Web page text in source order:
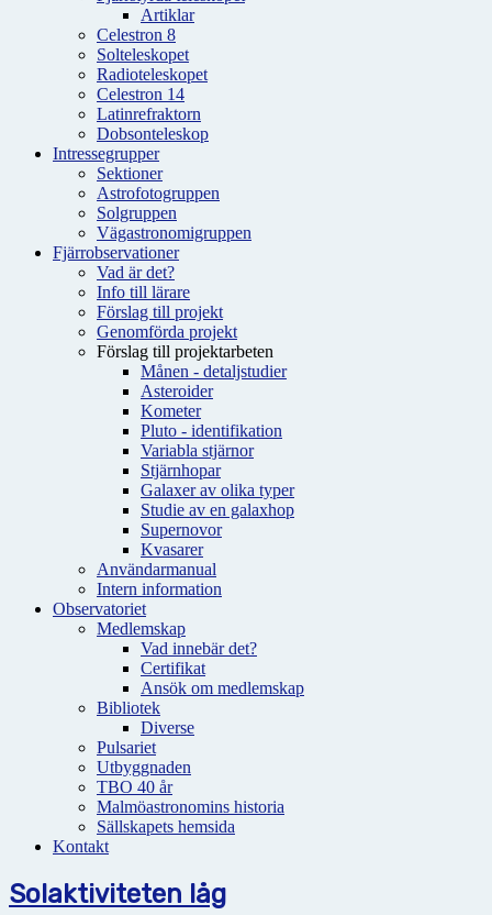
Artiklar
Celestron 8
Solteleskopet
Radioteleskopet
Celestron 14
Latinrefraktorn
Dobsonteleskop
Intressegrupper
Sektioner
Astrofotogruppen
Solgruppen
Vägastronomigruppen
Fjärrobservationer
Vad är det?
Info till lärare
Förslag till projekt
Genomförda projekt
Förslag till projektarbeten
Månen - detaljstudier
Asteroider
Kometer
Pluto - identifikation
Variabla stjärnor
Stjärnhopar
Galaxer av olika typer
Studie av en galaxhop
Supernovor
Kvasarer
Användarmanual
Intern information
Observatoriet
Medlemskap
Vad innebär det?
Certifikat
Ansök om medlemskap
Bibliotek
Diverse
Pulsariet
Utbyggnaden
TBO 40 år
Malmöastronomins historia
Sällskapets hemsida
Kontakt
Solaktiviteten låg